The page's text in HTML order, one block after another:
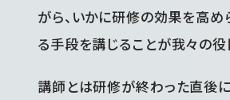
がら、いかに研修の効果を高め
る手段を講じることが我々の役
講師とは研修が終わった直後